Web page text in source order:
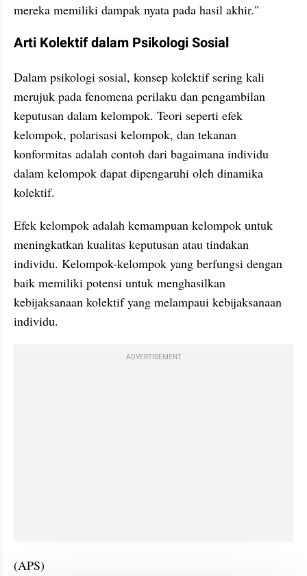
mereka memiliki dampak nyata pada hasil akhir."
Arti Kolektif dalam Psikologi Sosial
Dalam psikologi sosial, konsep kolektif sering kali
merujuk pada fenomena perilaku dan pengambilan
keputusan dalam kelompok. Teori seperti efek
kelompok, polarisasi kelompok, dan tekanan
konformitas adalah contoh dari bagaimana individu
dalam kelompok dapat dipengaruhi oleh dinamika
kolektif.
Efek kelompok adalah kemampuan kelompok untuk
meningkatkan kualitas keputusan atau tindakan
individu. Kelompok-kelompok yang berfungsi dengan
baik memiliki potensi untuk menghasilkan
kebijaksanaan kolektif yang melampaui kebijaksanaan
individu.
ADVERTISEMENT
(APS)